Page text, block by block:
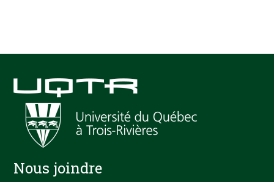
Nous joindre